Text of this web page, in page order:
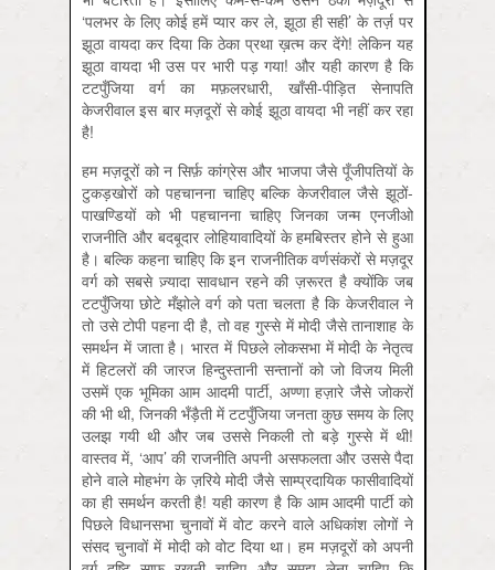
‘पलभर के लिए कोई हमें प्यार कर ले, झूठा ही सही’ के तर्ज़ पर
झूठा वायदा कर दिया कि ठेका प्रथा ख़त्म कर देंगे! लेकिन यह
झूठा वायदा भी उस पर भारी पड़ गया! और यही कारण है कि
टटपुँजिया वर्ग का मफ़लरधारी, खाँसी-पीड़ित सेनापति
केजरीवाल इस बार मज़दूरों से कोई झूठा वायदा भी नहीं कर रहा
है!
हम मज़दूरों को न सिर्फ़ कांग्रेस और भाजपा जैसे पूँजीपतियों के
टुकड़खोरों को पहचानना चाहिए बल्कि केजरीवाल जैसे झूठों-
पाखण्डियों को भी पहचानना चाहिए जिनका जन्म एनजीओ
राजनीति और बदबूदार लोहियावादियों के हमबिस्तर होने से हुआ
है। बल्कि कहना चाहिए कि इन राजनीतिक वर्णसंकरों से मज़दूर
वर्ग को सबसे ज़्यादा सावधान रहने की ज़रूरत है क्योंकि जब
टटपुँजिया छोटे मँझोले वर्ग को पता चलता है कि केजरीवाल ने
तो उसे टोपी पहना दी है, तो वह गुस्से में मोदी जैसे तानाशाह के
समर्थन में जाता है। भारत में पिछले लोकसभा में मोदी के नेतृत्व
में हिटलरों की जारज हिन्दुस्तानी सन्तानों को जो विजय मिली
उसमें एक भूमिका आम आदमी पार्टी, अण्णा हज़ारे जैसे जोकरों
की भी थी, जिनकी भँड़ैती में टटपुँजिया जनता कुछ समय के लिए
उलझ गयी थी और जब उससे निकली तो बड़े गुस्से में थी!
वास्तव में, ‘आप’ की राजनीति अपनी असफलता और उससे पैदा
होने वाले मोहभंग के ज़रिये मोदी जैसे साम्प्रदायिक फासीवादियों
का ही समर्थन करती है! यही कारण है कि आम आदमी पार्टी को
पिछले विधानसभा चुनावों में वोट करने वाले अधिकांश लोगों ने
संसद चुनावों में मोदी को वोट दिया था। हम मज़दूरों को अपनी